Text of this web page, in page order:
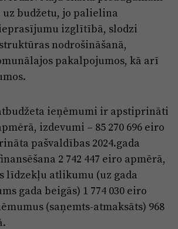
Privātuma politika
Ētikas kodekss
Lietošanas noteikumi
budžetu, jo palielina
izglītībā, slodzi
nodrošināšanā,
pakalpojumos, kā arī
ieņēmumi ir apstiprināti
izdevumi – 85 270 696 eiro
pašvaldības 2024.gada
2 742 447 eiro apmērā,
līdzekļu atlikumu (uz gada
gada beigās) 1 774 030 eiro
(saņemts-atmaksāts) 968